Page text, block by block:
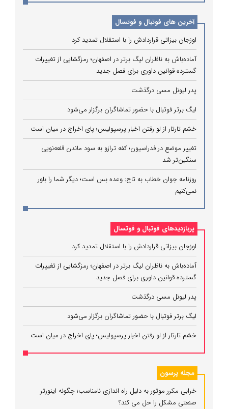
آخرین های فوتبال و فوتسال
اوزجان بیزاتی قراردادش را با استقلال تمدید کرد
آماده‌باش به ناظران لیگ برتر در اصفهان؛ رمزگشایی از تغییرات
گسترده قوانین داوری برای فصل جدید
پدر لیونل مسی درگذشت
لیگ برتر فوتبال با حضور تماشاگران برگزار می‌شود
خشم تارتار از لو رفتن اخبار پرسپولیس؛ پای اخراج در میان است
تغییر موضع در فدراسیون؛ کفه ترازو به سود ماندن قلعه‌نویی
سنگین‌تر شد
روزنامه جوان خطاب به تاج: وعده بس است؛ دیگر شما را باور
نمی‌کنیم
پربازدیدهای فوتبال و فوتسال
اوزجان بیزاتی قراردادش را با استقلال تمدید کرد
آماده‌باش به ناظران لیگ برتر در اصفهان؛ رمزگشایی از تغییرات
گسترده قوانین داوری برای فصل جدید
پدر لیونل مسی درگذشت
لیگ برتر فوتبال با حضور تماشاگران برگزار می‌شود
خشم تارتار از لو رفتن اخبار پرسپولیس؛ پای اخراج در میان است
مجله پرسون
خرابی مکرر موتور به دلیل راه‌ اندازی نامناسب؛ چگونه اینورتر
صنعتی مشکل را حل می‌ کند؟